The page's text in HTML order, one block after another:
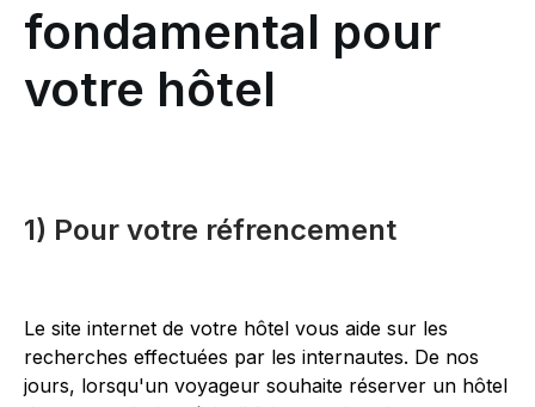
fondamental pour
votre hôtel
1) Pour votre réfrencement
Le site internet de votre hôtel vous aide sur les
recherches effectuées par les internautes. De nos
jours, lorsqu'un voyageur souhaite réserver un hôtel